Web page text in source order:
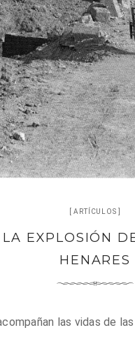
ARTÍCULOS
EXPLOSIÓN
HENARES
las vidas de